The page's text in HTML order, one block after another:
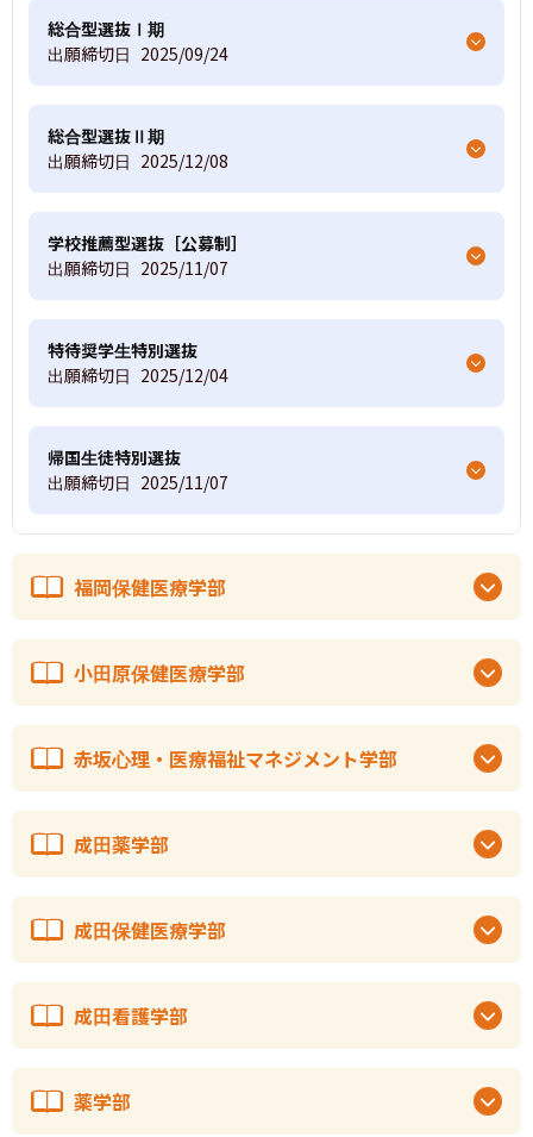
総合型選抜Ⅰ期
出願締切日 2025/09/24
総合型選抜Ⅱ期
出願締切日 2025/12/08
学校推薦型選抜［公募制］
出願締切日 2025/11/07
特待奨学生特別選抜
出願締切日 2025/12/04
帰国生徒特別選抜
出願締切日 2025/11/07
福岡保健医療学部
小田原保健医療学部
赤坂心理・医療福祉マネジメント学部
成田薬学部
成田保健医療学部
成田看護学部
薬学部